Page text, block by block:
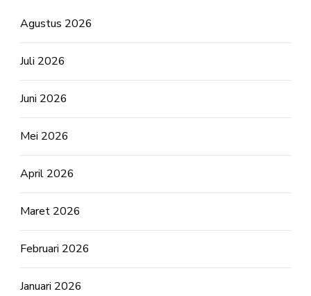
Agustus 2026
Juli 2026
Juni 2026
Mei 2026
April 2026
Maret 2026
Februari 2026
Januari 2026